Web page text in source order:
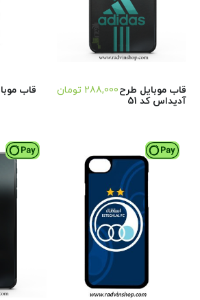
قاب موبایل طرح
آدیداس کد 51
288,000 تومان قاب